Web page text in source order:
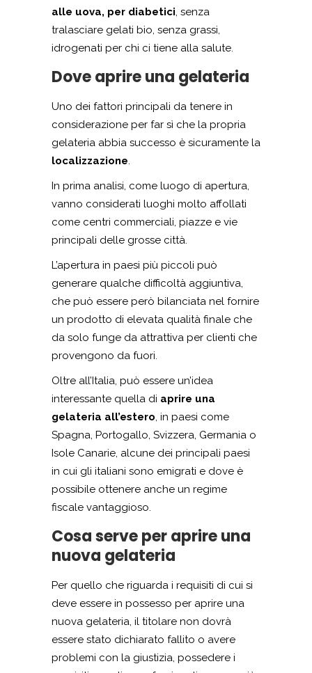
alle uova, per diabetici, senza
tralasciare gelati bio, senza grassi,
idrogenati per chi ci tiene alla salute.
Dove aprire una gelateria
Uno dei fattori principali da tenere in
considerazione per far sì che la propria
gelateria abbia successo è sicuramente la
localizzazione.
In prima analisi, come luogo di apertura,
vanno considerati luoghi molto affollati
come centri commerciali, piazze e vie
principali delle grosse città.
L’apertura in paesi più piccoli può
generare qualche difficoltà aggiuntiva,
che può essere però bilanciata nel fornire
un prodotto di elevata qualità finale che
da solo funge da attrattiva per clienti che
provengono da fuori.
Oltre all’Italia, può essere un’idea
interessante quella di aprire una
gelateria all’estero, in paesi come
Spagna, Portogallo, Svizzera, Germania o
Isole Canarie, alcune dei principali paesi
in cui gli italiani sono emigrati e dove è
possibile ottenere anche un regime
fiscale vantaggioso.
Cosa serve per aprire una
nuova gelateria
Per quello che riguarda i requisiti di cui si
deve essere in possesso per aprire una
nuova gelateria, il titolare non dovrà
essere stato dichiarato fallito o avere
problemi con la giustizia, possedere i